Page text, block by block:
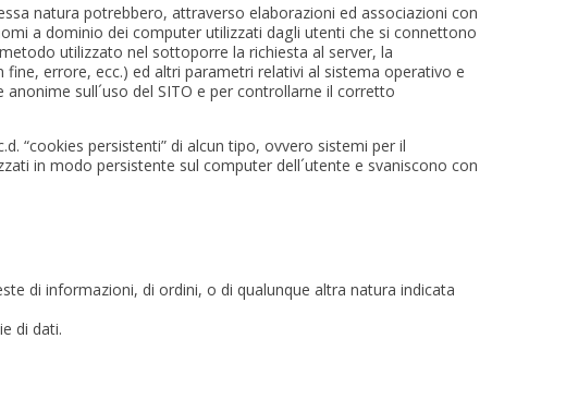
natura potrebbero, attraverso elaborazioni ed associazioni con
a dominio dei computer utilizzati dagli utenti che si connettono
utilizzato nel sottoporre la richiesta al server, la
errore, ecc.) ed altri parametri relativi al sistema operativo e
sull´uso del SITO e per controllarne il corretto
“cookies persistenti” di alcun tipo, ovvero sistemi per il
in modo persistente sul computer dell´utente e svaniscono con
di informazioni, di ordini, o di qualunque altra natura indicata
di dati.